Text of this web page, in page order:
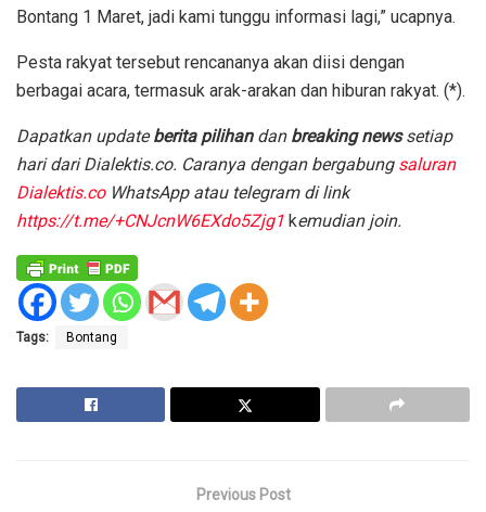
Bontang 1 Maret, jadi kami tunggu informasi lagi,” ucapnya.
Pesta rakyat tersebut rencananya akan diisi dengan
berbagai acara, termasuk arak-arakan dan hiburan rakyat. (*).
Dapatkan updateberita pilihan dan breaking newssetiap
hari dari Dialektis.co. Caranya dengan bergabung saluran
Dialektis.coWhatsApp atau telegram di link
https://t.me/+CNJcnW6EXdo5Zjg1 kemudian join.
Tags: Bontang
Previous Post